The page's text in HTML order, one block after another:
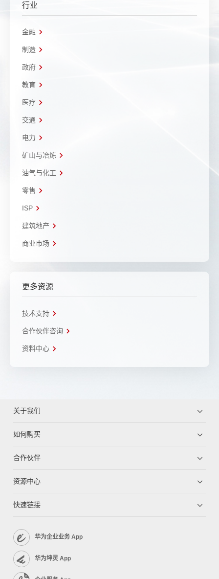
行业
金融
制造
政府
教育
医疗
交通
电力
矿山与冶炼
油气与化工
零售
ISP
建筑地产
商业市场
更多资源
技术支持
合作伙伴咨询
资料中心
关于我们
如何购买
合作伙伴
资源中心
快速链接
华为企业业务 App
华为坤灵 App